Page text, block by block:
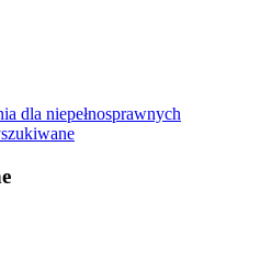
dla niepełnosprawnych